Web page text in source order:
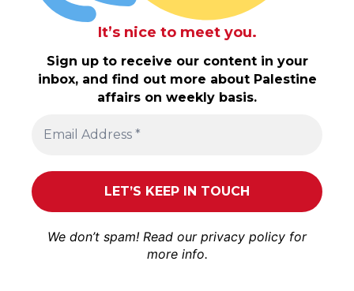
It’s nice to meet you.
Sign up to receive our content in your
inbox, and find out more about Palestine
affairs on weekly basis.
We don’t spam! Read our privacy policy for
more info.